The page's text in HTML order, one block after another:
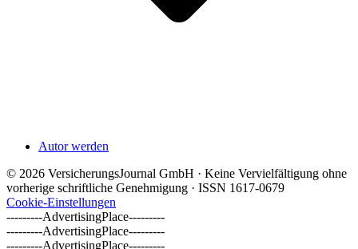
Autor werden
© 2026 VersicherungsJournal GmbH · Keine Vervielfältigung ohne
vorherige schriftliche Genehmigung · ISSN 1617-0679
Cookie-Einstellungen
---------AdvertisingPlace---------
---------AdvertisingPlace---------
---------AdvertisingPlace---------